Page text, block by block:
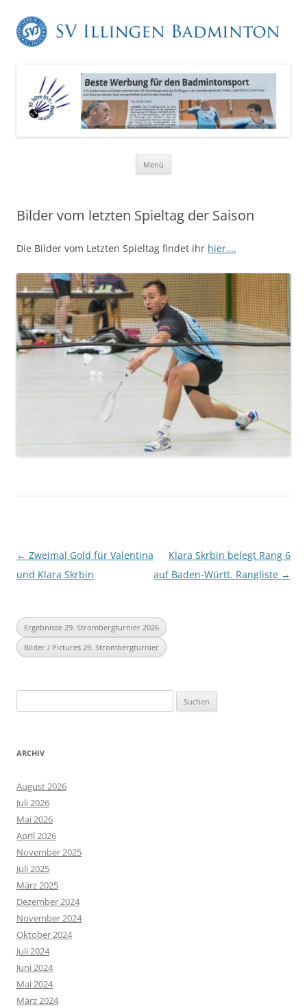
Menü
Bilder vom letzten Spieltag der Saison
Die Bilder vom Letzten Spieltag findet ihr hier….
Beitragsnavigation
← Zweimal Gold für Valentina
und Klara Skrbin
Klara Skrbin belegt Rang 6
auf Baden-Württ. Rangliste →
Ergebnisse 29. Strombergturnier 2026
Bilder / Pictures 29. Strombergturnier
nach:
ARCHIV
August 2026
Juli 2026
Mai 2026
April 2026
November 2025
Juli 2025
März 2025
Dezember 2024
November 2024
Oktober 2024
Juli 2024
Juni 2024
Mai 2024
März 2024